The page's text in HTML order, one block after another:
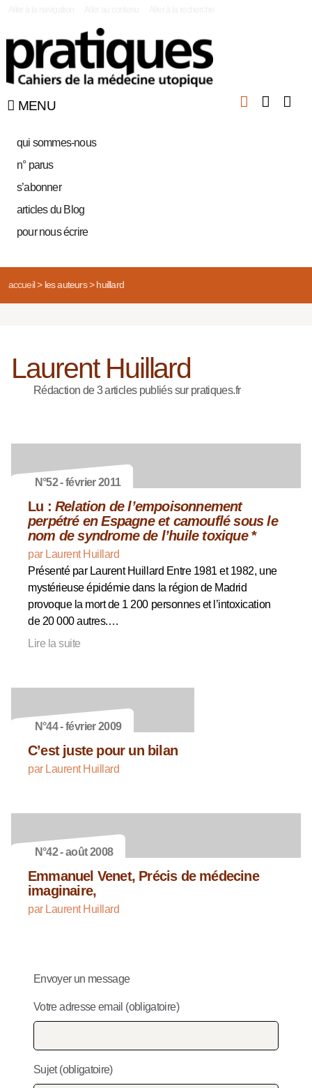
MENU
qui sommes-nous
n° parus
s’abonner
articles du Blog
pour nous écrire
accueil> les auteurs> huillard
Laurent Huillard
Rédaction de 3 articles publiés sur pratiques.fr
N°52 - février 2011
Lu : Relation de l’empoisonnement
perpétré en Espagne et camouflé sous le
nom de syndrome de l’huile toxique*
par Laurent Huillard
Présenté par Laurent Huillard Entre 1981 et 1982, une
mystérieuse épidémie dans la région de Madrid
provoque la mort de 1 200 personnes et l’intoxication
de 20 000 autres.…
Lire la suite
N°44 - février 2009
C’est juste pour un bilan
par Laurent Huillard
N°42 - août 2008
Emmanuel Venet, Précis de médecine
imaginaire,
par Laurent Huillard
Envoyer un message
Votre adresse email (obligatoire)
Sujet (obligatoire)